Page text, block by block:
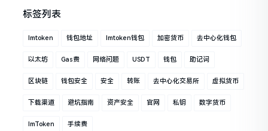
标签列表
Imtoken 钱包地址 Imtoken钱包 加密货币 去中心化钱包
以太坊 Gas费 网络问题 USDT 钱包 助记词
区块链 钱包安全 安全 转账 去中心化交易所 虚拟货币
下载渠道 避坑指南 资产安全 官网 私钥 数字货币
ImToken 手续费